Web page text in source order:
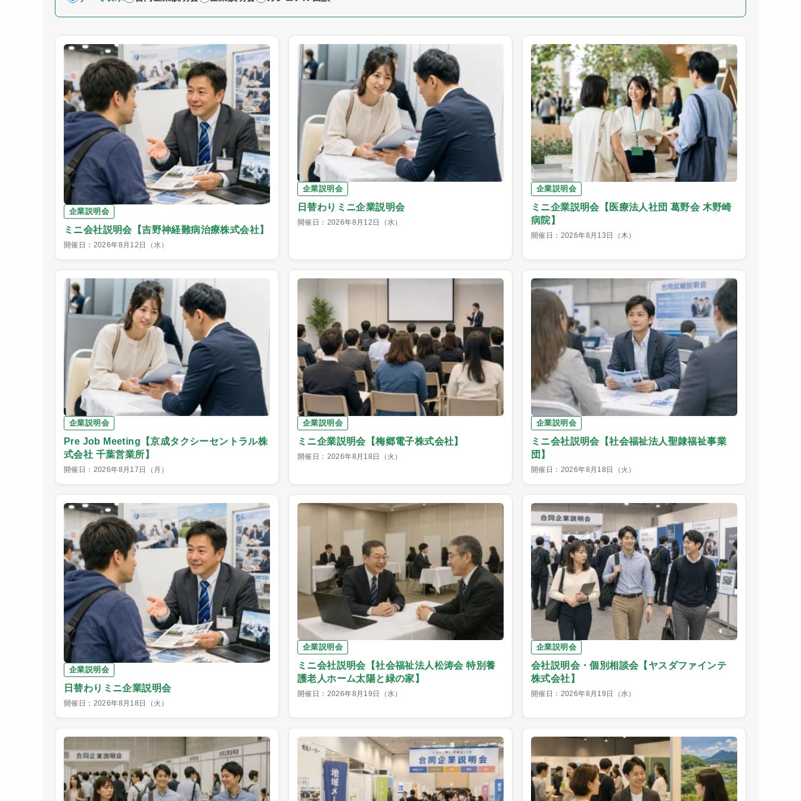
企業説明会
ミニ会社説明会【吉野神経難病治療株式会社】
開催日：2026年8月12日（水）
企業説明会
日替わりミニ企業説明会
開催日：2026年8月12日（水）
企業説明会
ミニ企業説明会【医療法人社団 葛野会 木野崎
病院】
開催日：2026年8月13日（木）
企業説明会
Pre Job Meeting【京成タクシーセントラル株
式会社 千葉営業所】
開催日：2026年8月17日（月）
企業説明会
ミニ企業説明会【梅郷電子株式会社】
開催日：2026年8月18日（火）
企業説明会
ミニ会社説明会【社会福祉法人聖隷福祉事業
団】
開催日：2026年8月18日（火）
企業説明会
日替わりミニ企業説明会
開催日：2026年8月18日（火）
企業説明会
ミニ会社説明会【社会福祉法人松涛会 特別養
護老人ホーム太陽と緑の家】
開催日：2026年8月19日（水）
企業説明会
会社説明会・個別相談会【ヤスダファインテ
株式会社】
開催日：2026年8月19日（水）